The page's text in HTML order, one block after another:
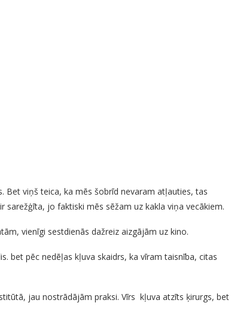
Bet viņš teica, ka mēs šobrīd nevaram atļauties, tas
jo faktiski mēs sēžam uz kakla viņa vecākiem.
vienīgi sestdienās dažreiz aizgājām uz kino.
bet pēc nedēļas kļuva skaidrs, ka vīram taisnība, citas
jau nostrādājām praksi. Vīrs kļuva atzīts ķirurgs, bet